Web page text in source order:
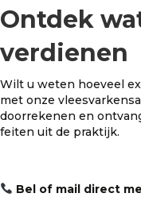
Ontdek
verdienen
Wilt u weten hoeveel
met onze
doorrekenen en
feiten uit de praktijk.
Bel of mail direct